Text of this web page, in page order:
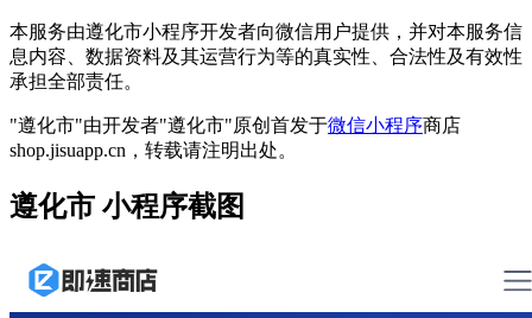
本服务由遵化市小程序开发者向微信用户提供，并对本服务信
息内容、数据资料及其运营行为等的真实性、合法性及有效性
承担全部责任。
"遵化市"由开发者"遵化市"原创首发于微信小程序商店
shop.jisuapp.cn，转载请注明出处。
遵化市 小程序截图